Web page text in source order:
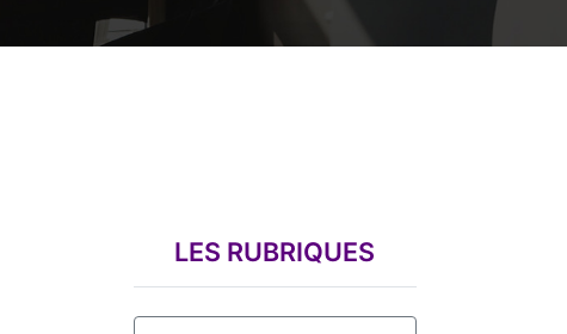
LES RUBRIQUES